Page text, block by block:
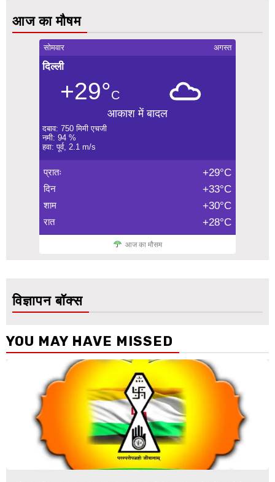
आज का मौषम
सोमवार अगस्त
दिल्ली
+29°C
आकाश में बादल
दबाव: 750 मिमी एचजी
नमी: 94 %
हवा: पूर्व, 2.1 m/s
प्रातः +29°C
दिन +33°C
शाम +30°C
रात +28°C
आज का मौसम
विज्ञापन बॉक्स
YOU MAY HAVE MISSED